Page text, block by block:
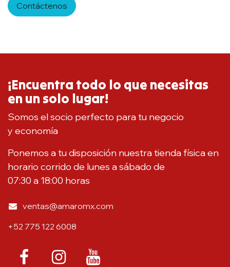
Contáctenos
¡Encuentra todo lo que necesitas
en un solo lugar!
Somos el socio perfecto para tu negocio
y economía
Ponemos a tu disposición nuestra tienda física en
horario corrido de lunes a sábado de
07:30 a 18:00 horas
ventas@amaromx.com
+52 775 122 6008